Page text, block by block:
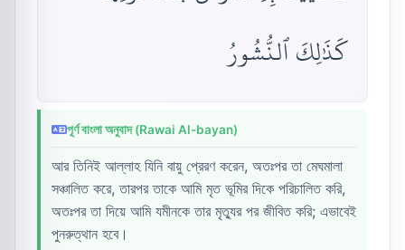
كَذَٰلِكَ ٱلنُّشُورُ
পূর্ণ বাংলা অনুবাদ (Rawai Al-bayan)
আর তিনিই আল্লাহ যিনি বায়ু প্রেরণ করেন, অতঃপর তা মেঘমালা
সঞ্চালিত করে, তারপর তাকে আমি মৃত ভূমির দিকে পরিচালিত করি,
অতঃপর তা দিয়ে আমি যমীনকে তার মৃত্যুর পর জীবিত করি; এভাবেই
পুনরুত্থান হবে।